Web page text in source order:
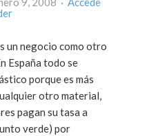
un negocio como otro
España todo se
porque es más
otro material,
pagan su tasa a
verde) por